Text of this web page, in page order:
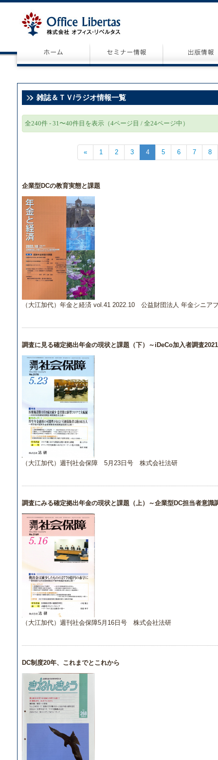
雑誌＆ＴＶ/ラジオ情報一覧
全240件 - 31〜40件目を表示（4ページ目 / 全24ページ中）
« 1 2 3 4 5 6 7 8
企業型DCの教育実態と課題
（大江加代）年金と経済 vol.41 2022.10 公益財団法人 年金シニア
調査に見る確定拠出年金の現状と課題（下）～iDeCo加入者調査
（大江加代）週刊社会保障 5月23日号 株式会社法研
調査にみる確定拠出年金の現状と課題（上）～企業型DC担当者意識
（大江加代）週刊社会保障5月16日号 株式会社法研
DC制度20年、これまでとこれから